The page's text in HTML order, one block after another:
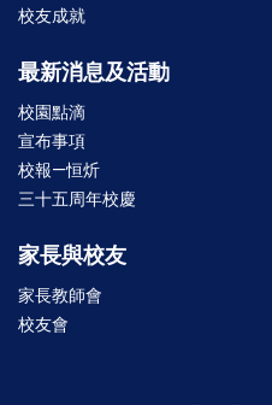
校友成就
最新消息及活動
校園點滴
宣布事項
校報—恒炘
三十五周年校慶
家長與校友
家長教師會
校友會